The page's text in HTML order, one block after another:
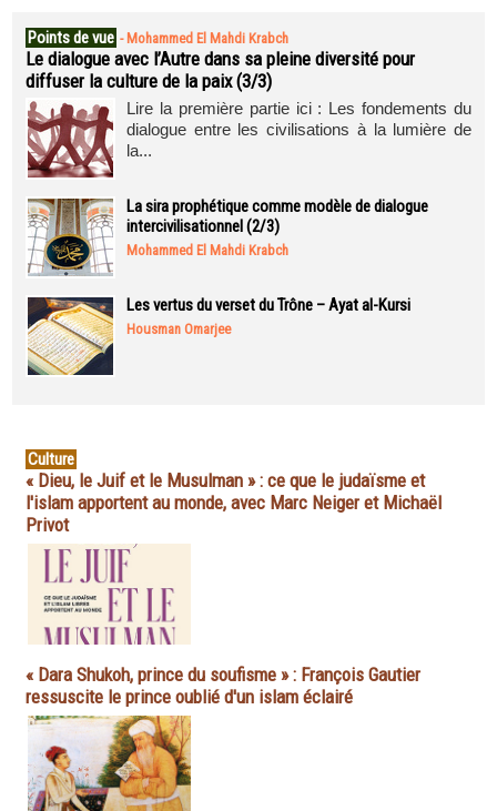
Points de vue - Mohammed El Mahdi Krabch
Le dialogue avec l’Autre dans sa pleine diversité pour
diffuser la culture de la paix (3/3)
Lire la première partie ici : Les fondements du
dialogue entre les civilisations à la lumière de
la...
La sira prophétique comme modèle de dialogue
intercivilisationnel (2/3)
Mohammed El Mahdi Krabch
Les vertus du verset du Trône – Ayat al-Kursi
Housman Omarjee
Culture
« Dieu, le Juif et le Musulman » : ce que le judaïsme et
l'islam apportent au monde, avec Marc Neiger et Michaël
Privot
« Dara Shukoh, prince du soufisme » : François Gautier
ressuscite le prince oublié d'un islam éclairé